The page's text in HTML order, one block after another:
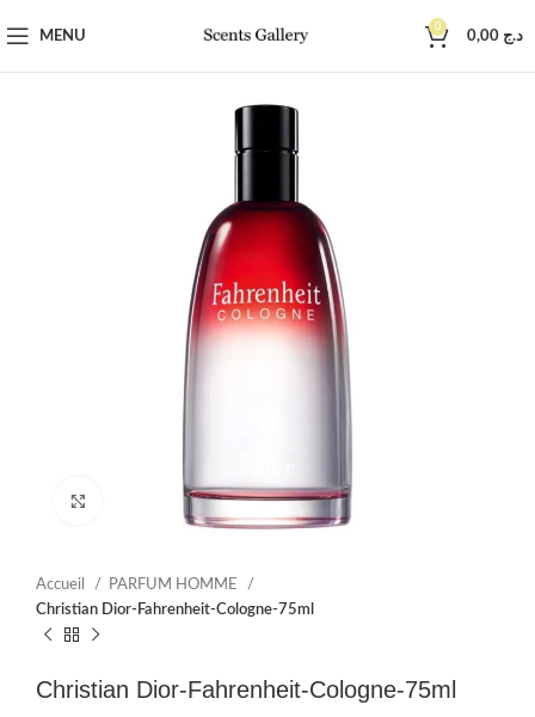
MENU
0
د.ج
Click to enlarge
Accueil
PARFUM HOMME
Christian Dior-Fahrenheit-Cologne-75ml
Christian Dior-Fahrenheit-Cologne-75ml